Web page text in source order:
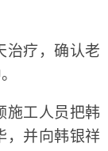
疗，确认老
工人员把韩
，并向韩银祥